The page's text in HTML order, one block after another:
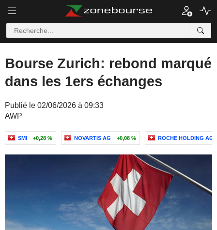
Bourse Zurich: rebond marqué
dans les 1ers échanges
Publié le 02/06/2026 à 09:33
AWP
SMI +0,28 % NOVARTIS AG +0,08 % ROCHE HOLDING AG